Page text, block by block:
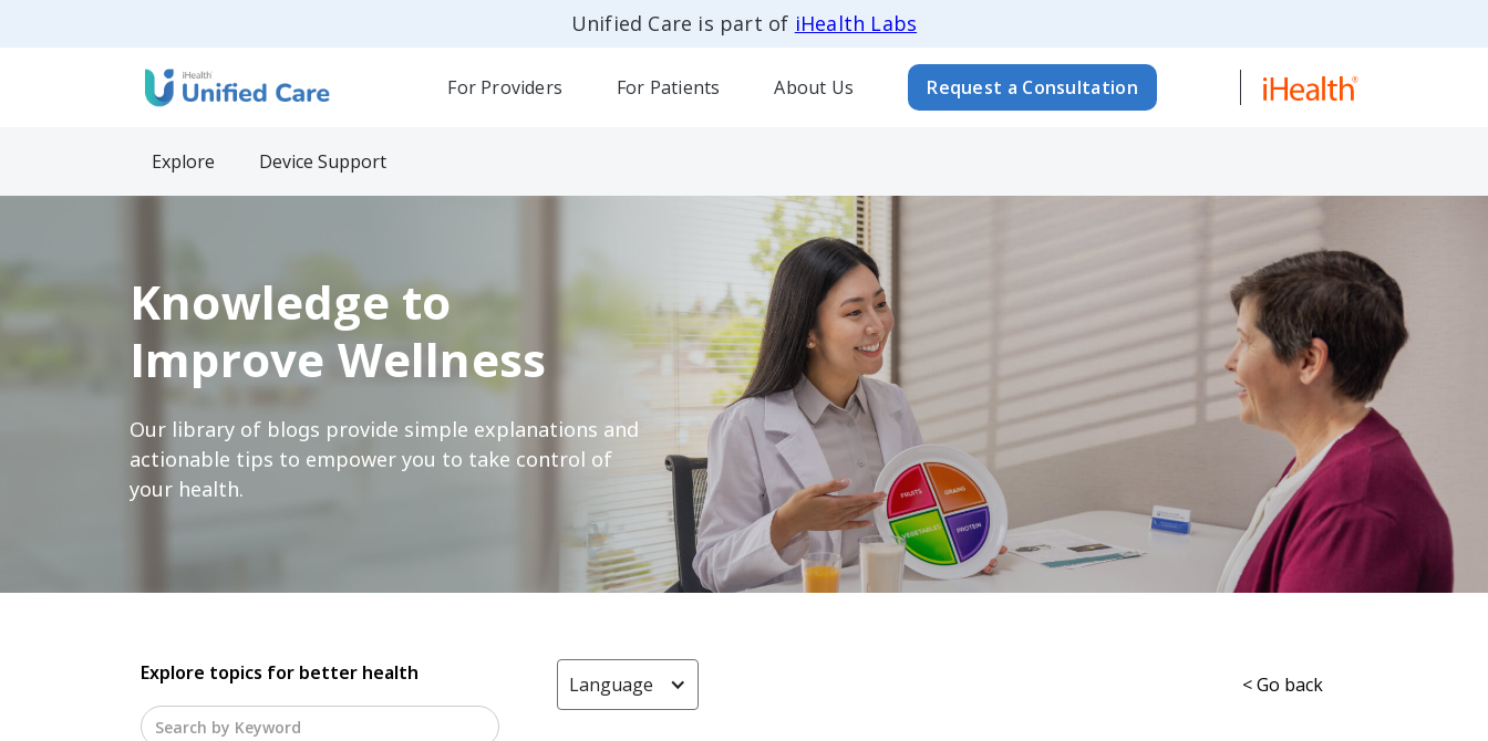
Unified Care is part of iHealth Labs
For Providers For Patients About Us Request a Consultation
Explore Device Support
Knowledge to
Improve Wellness
Our library of blogs provide simple explanations and
actionable tips to empower you to take control of
your health.
Explore topics for better health Language < Go back